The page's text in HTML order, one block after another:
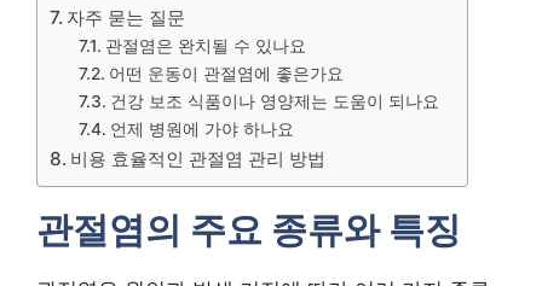
자주 묻는 질문
관절염은 완치될 수 있나요
어떤 운동이 관절염에 좋은가요
건강 보조 식품이나 영양제는 도움이 되나요
언제 병원에 가야 하나요
비용 효율적인 관절염 관리 방법
관절염의 주요 종류와 특징